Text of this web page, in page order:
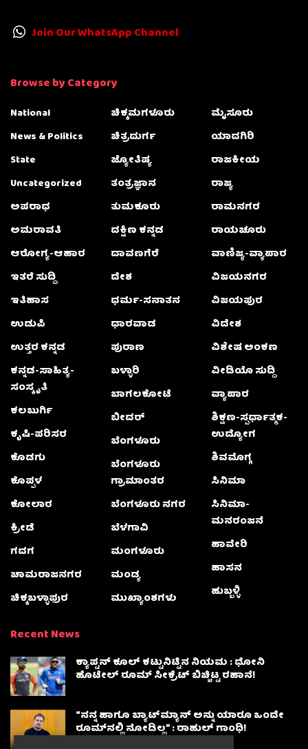
Join Our WhatsApp Channel
Browse by Category
National
News & Politics
State
Uncategorized
ಅಪರಾಧ
ಅಮರಾವತಿ
ಆರೋಗ್ಯ-ಆಹಾರ
ಇತರೆ ಸುದ್ದಿ
ಇತಿಹಾಸ
ಉಡುಪಿ
ಉತ್ತರ ಕನ್ನಡ
ಕನ್ನಡ-ಸಾಹಿತ್ಯ-
ಸಂಸ್ಕೃತಿ
ಕಲಬುರ್ಗಿ
ಕೃಷಿ-ಪರಿಸರ
ಕೊಡಗು
ಕೊಪ್ಪಳ
ಕೋಲಾರ
ಕ್ರೀಡೆ
ಗದಗ
ಚಾಮರಾಜನಗರ
ಚಿಕ್ಕಬಳ್ಳಾಫುರ
ಚಿಕ್ಕಮಗಳೂರು
ಚಿತ್ರದುರ್ಗ
ಜ್ಯೋತಿಷ್ಯ
ತಂತ್ರಜ್ಞಾನ
ತುಮಕೂರು
ದಕ್ಷಿಣ ಕನ್ನಡ
ದಾವಣಗೆರೆ
ದೇಶ
ಧರ್ಮ-ಸನಾತನ
ಧಾರವಾಡ
ಪುರಾಣ
ಬಳ್ಳಾರಿ
ಬಾಗಲಕೋಟೆ
ಬೀದರ್
ಬೆಂಗಳೂರು
ಬೆಂಗಳೂರು
ಗ್ರಾಮಾಂತರ
ಬೆಂಗಳೂರು ನಗರ
ಬೆಳಗಾವಿ
ಮಂಗಳೂರು
ಮಂಡ್ಯ
ಮುಖ್ಯಾಂಶಗಳು
ಮೈಸೂರು
ಯಾದಗಿರಿ
ರಾಜಕೀಯ
ರಾಜ್ಯ
ರಾಮನಗರ
ರಾಯಚೂರು
ವಾಣಿಜ್ಯ-ವ್ಯಾಪಾರ
ವಿಜಯನಗರ
ವಿಜಯಪುರ
ವಿದೇಶ
ವಿಶೇಷ ಅಂಕಣ
ವೀಡಿಯೊ ಸುದ್ದಿ
ವ್ಯಾಪಾರ
ಶಿಕ್ಷಣ-ಸ್ಪರ್ಧಾತ್ಮಕ-
ಉದ್ಯೋಗ
ಶಿವಮೊಗ್ಗ
ಸಿನಿಮಾ
ಸಿನಿಮಾ-
ಮನರಂಜನೆ
ಹಾವೇರಿ
ಹಾಸನ
ಹುಬ್ಬಳ್ಳಿ
Recent News
ಕ್ಯಾಪ್ಟನ್ ಕೂಲ್ ಕಟ್ಟುನಿಟ್ಟಿನ ನಿಯಮ : ಧೋನಿ
ಹೊಟೇಲ್ ರೂಮ್ ಸೀಕ್ರೆಟ್ ಬಿಚ್ಚಿಟ್ಟ ರಹಾನೆ!
“ನನ್ನ ಹಾಗೂ ಬ್ಯಾಟ್‌ಮ್ಯಾನ್ ಅನ್ನು ಯಾರೂ ಒಂದೇ
ರೂಮ್‌ನಲ್ಲಿ ನೋಡಿಲ್ಲ” : ರಾಹುಲ್ ಗಾಂಧಿ!